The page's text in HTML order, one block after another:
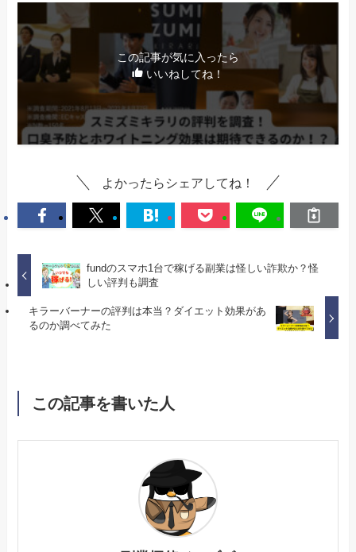
この記事が気に入ったら
いいねしてね！
よかったらシェアしてね！
fundのスマホ1台で稼げる副業は怪しい詐欺か？怪
しい評判も調査
キラーバーナーの評判は本当？ダイエット効果があ
るのか調べてみた
この記事を書いた人